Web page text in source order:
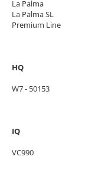
La Palma
La Palma SL
Premium Line
HQ
W7 - 50153
IQ
VC990